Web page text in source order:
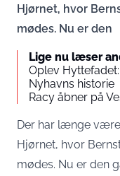
Hjørnet, hvor
mødes. Nu er den
Lige nu læser
Oplev
Nyhavns historie
Racy åbner på
Der har længe
Hjørnet, hvor
mødes. Nu er den